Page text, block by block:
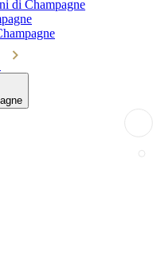
di Champagne